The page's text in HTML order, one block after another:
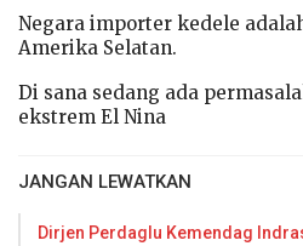
Negara importer kedele
Amerika Selatan.
Di sana sedang ada
ekstrem El Nina
JANGAN LEWATKAN
Dirjen Perdaglu Kemendag